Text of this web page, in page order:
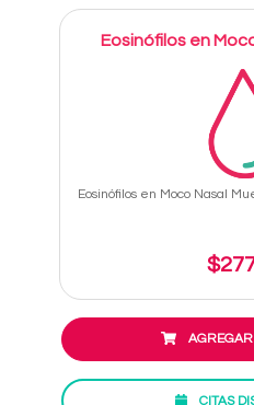
Eosinófilos en
Eosinófilos en Moco Nasal
CITAS